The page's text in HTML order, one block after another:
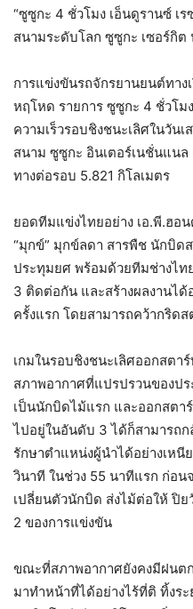
“ซูซูกะ 4 ชั่วโมง เอ็นดูรานซ์ เ
สนามระดับโลก ซูซูกะ เซอร์กิ
การแข่งขันรถจักรยานยนต์ทา
หฤโหด รายการ ซูซูกะ 4 ชั่วโม
ความเร็วรอบชิงชนะเลิศในวัน
สนาม ซูซูกะ อินเตอร์เนชั่นแน
ทางต่อรอบ 5.821 กิโลเมตร
ยอดทีมแข่งไทยอย่าง เอ.พี.ฮอ
“มุกข์” มุกข์ลดา สารพืช นักบิด
ประทุมยศ พร้อมด้วยทีมช่างไท
3 ติดต่อกัน และสร้างผลงานไ
ครั้งแรก โดยสามารถคว้ากริด
เกมในรอบชิงชนะเลิศออกสตา
สภาพอากาศที่แปรปรวนของป
เป็นนักบิดไม้แรก และออกสตา
ไปอยู่ในอันดับ 3 ได้ก็สามารถ
รักษาตำแหน่งผู้นำได้อย่างเห
วินาที ในช่วง 55 นาทีแรก ก่อน
เปลี่ยนตัวนักบิด ส่งไม้ต่อให้ ปิ
2 ของการแข่งขัน
ขณะที่สภาพอากาศยังคงมีฝนต
มาทำหน้าที่ได้อย่างไร้ที่ติ ทิ้งร